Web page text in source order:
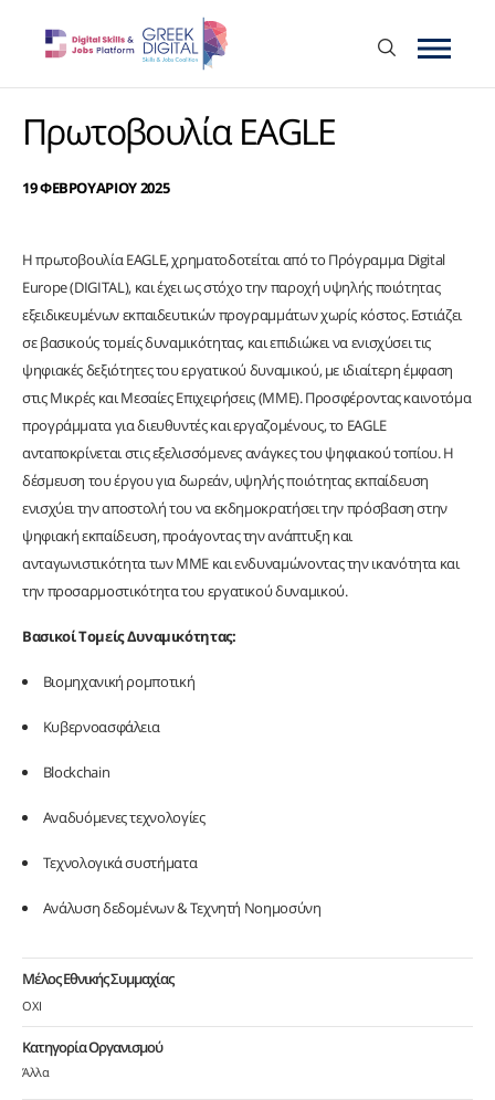
Πρωτοβουλία EAGLE
19 ΦΕΒΡΟΥΑΡΙΟΥ 2025
Η πρωτοβουλία EAGLE, χρηματοδοτείται από το Πρόγραμμα Digital
Europe (DIGITAL), και έχει ως στόχο την παροχή υψηλής ποιότητας
εξειδικευμένων εκπαιδευτικών προγραμμάτων χωρίς κόστος. Εστιάζει
σε βασικούς τομείς δυναμικότητας, και επιδιώκει να ενισχύσει τις
ψηφιακές δεξιότητες του εργατικού δυναμικού, με ιδιαίτερη έμφαση
στις Μικρές και Μεσαίες Επιχειρήσεις (ΜΜΕ). Προσφέροντας καινοτόμα
προγράμματα για διευθυντές και εργαζομένους, το EAGLE
ανταποκρίνεται στις εξελισσόμενες ανάγκες του ψηφιακού τοπίου. Η
δέσμευση του έργου για δωρεάν, υψηλής ποιότητας εκπαίδευση
ενισχύει την αποστολή του να εκδημοκρατήσει την πρόσβαση στην
ψηφιακή εκπαίδευση, προάγοντας την ανάπτυξη και
ανταγωνιστικότητα των ΜΜΕ και ενδυναμώνοντας την ικανότητα και
την προσαρμοστικότητα του εργατικού δυναμικού.
Βασικοί Τομείς Δυναμικότητας:
Βιομηχανική ρομποτική
Κυβερνοασφάλεια
Blockchain
Αναδυόμενες τεχνολογίες
Τεχνολογικά συστήματα
Ανάλυση δεδομένων & Τεχνητή Νοημοσύνη
Μέλος Εθνικής Συμμαχίας
ΟΧΙ
Κατηγορία Οργανισμού
Άλλα